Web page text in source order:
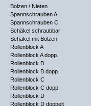
Bolzen / Nieten
Spannschrauben A
Spannschrauben C
Schäkel schraubbar
Schäkel mit Bolzen
Rollenblock A
Rollenblock A dopp.
Rollenblock B
Rollenblock B dopp.
Rollenblock C
Rollenblock C dopp.
Rollenblock D
Rollenblock D doppelt